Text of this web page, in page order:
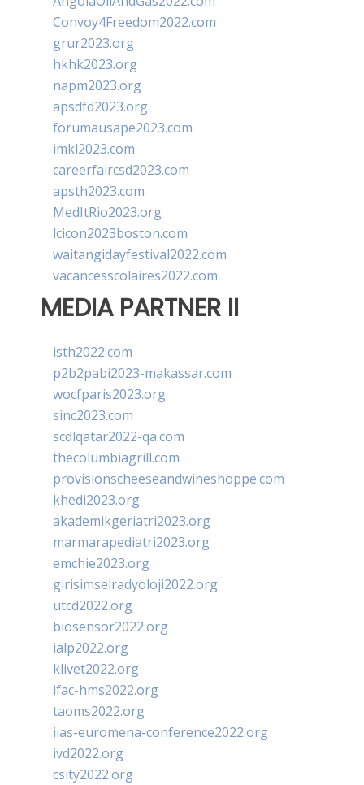
Convoy4Freedom2022.com
grur2023.org
hkhk2023.org
napm2023.org
apsdfd2023.org
forumausape2023.com
imkl2023.com
careerfaircsd2023.com
apsth2023.com
MedItRio2023.org
lcicon2023boston.com
waitangidayfestival2022.com
vacancesscolaires2022.com
MEDIA PARTNER II
isth2022.com
p2b2pabi2023-makassar.com
wocfparis2023.org
sinc2023.com
scdlqatar2022-qa.com
thecolumbiagrill.com
provisionscheeseandwineshoppe.com
khedi2023.org
akademikgeriatri2023.org
marmarapediatri2023.org
emchie2023.org
girisimselradyoloji2022.org
utcd2022.org
biosensor2022.org
ialp2022.org
klivet2022.org
ifac-hms2022.org
taoms2022.org
iias-euromena-conference2022.org
ivd2022.org
csity2022.org